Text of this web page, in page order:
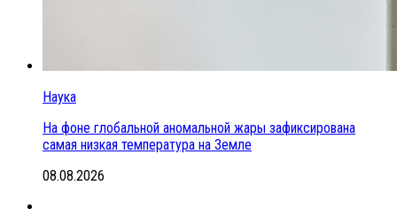
Наука
На фоне глобальной аномальной жары зафиксирована
самая низкая температура на Земле
08.08.2026